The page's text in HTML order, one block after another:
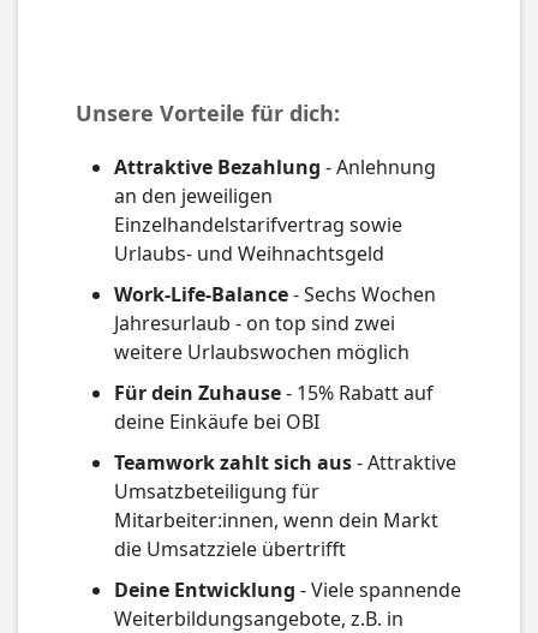
Unsere Vorteile für dich:
Attraktive Bezahlung - Anlehnung
an den jeweiligen
Einzelhandelstarifvertrag sowie
Urlaubs- und Weihnachtsgeld
Work-Life-Balance- Sechs Wochen
Jahresurlaub - on top sind zwei
weitere Urlaubswochen möglich
Für dein Zuhause- 15% Rabatt auf
deine Einkäufe bei OBI
Teamwork zahlt sich aus- Attraktive
Umsatzbeteiligung für
Mitarbeiter:innen, wenn dein Markt
die Umsatzziele übertrifft
Deine Entwicklung - Viele spannende
Weiterbildungsangebote, z.B. in